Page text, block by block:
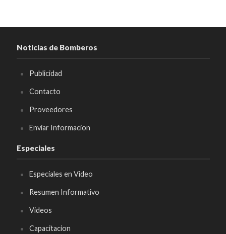
Noticias de Bomberos
Publicidad
Contacto
Proveedores
Enviar Informacion
Especiales
Especiales en Video
Resumen Informativo
Videos
Capacitacion